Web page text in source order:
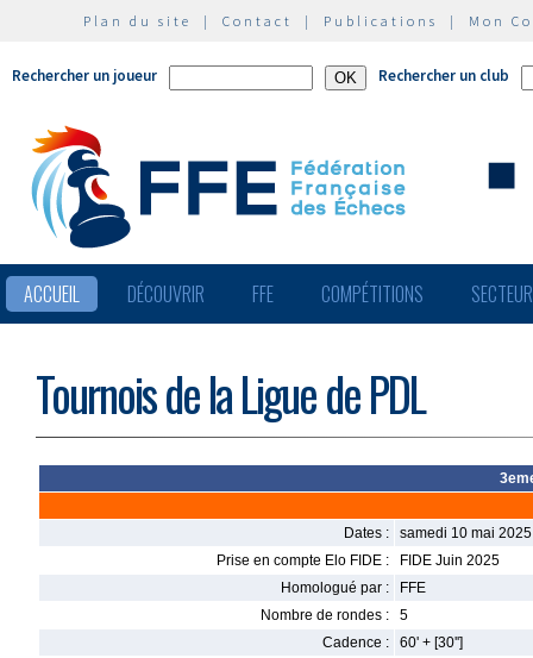
Plan du site | Contact | Publications | Mon
Rechercher un joueur Rechercher un club
ACCUEIL DÉCOUVRIR FFE COMPÉTITIONS
Tournois de la Ligue de PDL
Dates :
samedi 10 mai
Prise en compte Elo FIDE :
FIDE Juin 2025
Homologué par :
FFE
Nombre de rondes :
5
Cadence :
60' + [30'']